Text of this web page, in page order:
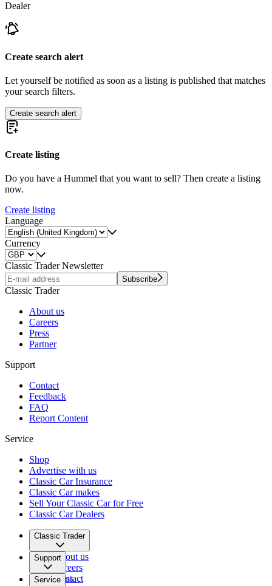
Dealer
Create search alert
Let yourself be notified as soon as a listing is published that matches
your search filters.
Create search alert
Create listing
Do you have a Hummel that you want to sell? Then create a listing
now.
Create listing
Language
Currency
Classic Trader Newsletter
Subscribe
Classic Trader
About us
Careers
Press
Partner
Support
Contact
Feedback
FAQ
Report Content
Service
Shop
Advertise with us
Classic Car Insurance
Classic Car makes
Sell Your Classic Car for Free
Classic Car Dealers
Classic Trader
About us
Careers
Press
Support
Contact
Service